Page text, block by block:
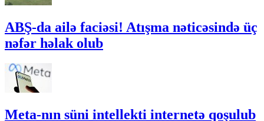
ABŞ-da ailə faciəsi! Atışma nəticəsində üç
nəfər həlak olub
Meta-nın süni intellekti internetə qoşulub